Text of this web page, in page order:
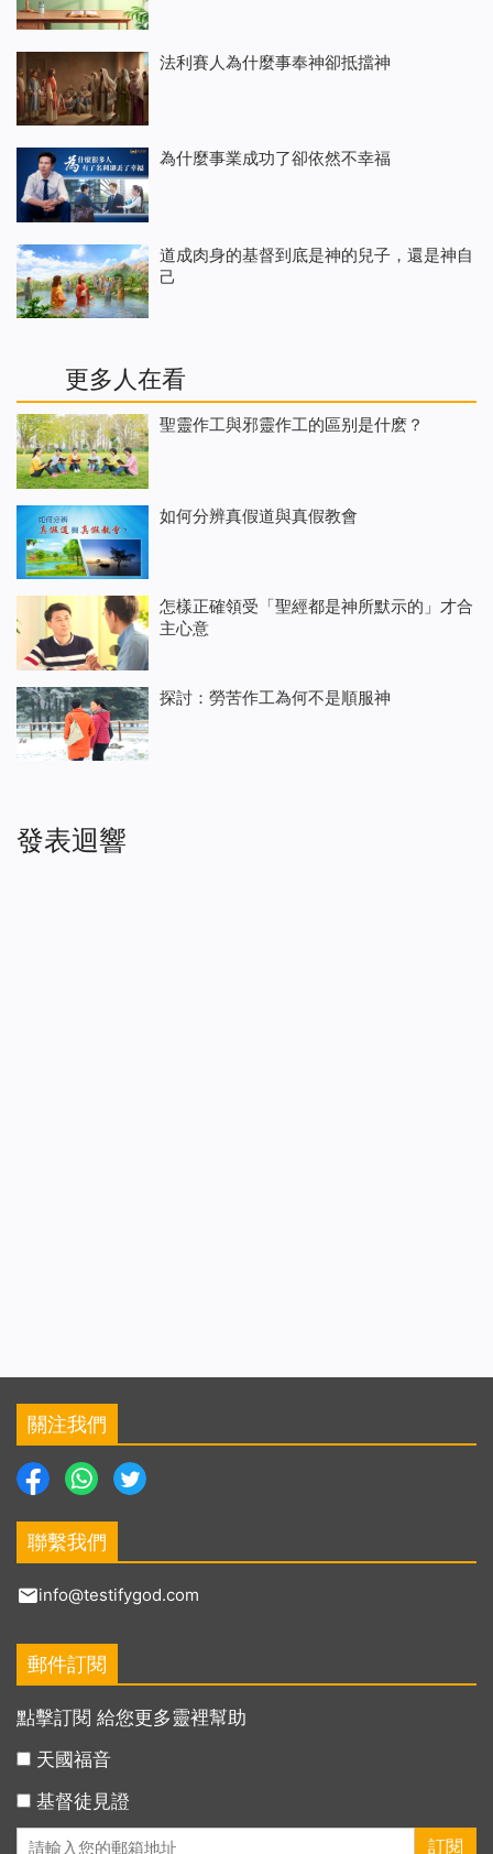
法利賽人為什麼事奉神卻抵擋神
為什麼事業成功了卻依然不幸福
道成肉身的基督到底是神的兒子，還是神自
己
更多人在看
聖靈作工與邪靈作工的區别是什麽？
如何分辨真假道與真假教會
怎樣正確領受「聖經都是神所默示的」才合
主心意
探討：勞苦作工為何不是順服神
發表迴響
關注我們
聯繫我們
info@testifygod.com
郵件訂閱
點擊訂閱 給您更多靈裡幫助
天國福音
基督徒見證